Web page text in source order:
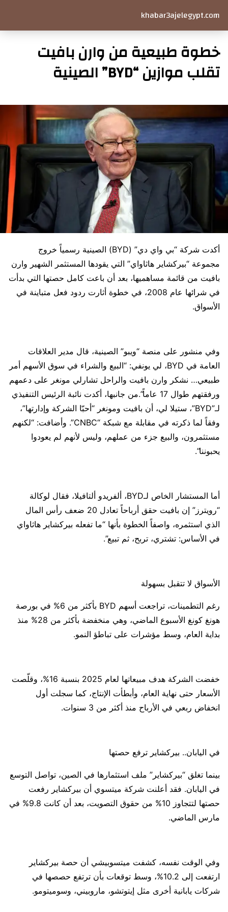
khabar3ajelegypt.com
خطوة طبيعية من وارن بافيت
تقلب موازين “BYD” الصينية
أكدت شركة “بي واي دي” (BYD) الصينية رسمياً خروج
مجموعة “بيركشاير هاثاواي” التي يقودها المستثمر الشهير وارن
بافيت من قائمة مساهميها، بعد أن باعت كامل حصتها التي بدأت
في شرائها عام 2008، في خطوة أثارت ردود فعل متباينة في
الأسواق.
وفي منشور على منصة “ويبو” الصينية، قال مدير العلاقات
العامة في BYD، لي يونفي: “البيع والشراء في سوق الأسهم أمر
طبيعي… نشكر وارن بافيت والراحل تشارلي مونغر على دعمهم
ورفقتهم طوال 17 عاماً”.من جانبها، أكدت نائبة الرئيس التنفيذي
لـ”BYD”، ستيلا لي، أن بافيت ومونغر “أحبّا الشركة وإدارتها”،
وفقاً لما ذكرته في مقابلة مع شبكة “CNBC”. وأضافت: “لكنهم
مستثمرون، والبيع جزء من عملهم، وليس لأنهم لم يعودوا
يحبوننا”.
أما المستشار الخاص لـBYD، ألفريدو ألتافيلا، فقال لوكالة
“رويترز” إن بافيت حقق أرباحاً تعادل 20 ضعف رأس المال
الذي استثمره، واصفاً الخطوة بأنها “ما تفعله بيركشاير هاثاواي
في الأساس: تشتري، تربح، ثم تبيع”.
الأسواق لا تتقبل بسهولة
رغم التطمينات، تراجعت أسهم BYD بأكثر من 6% في بورصة
هونغ كونغ الأسبوع الماضي، وهي منخفضة بأكثر من 28% منذ
بداية العام، وسط مؤشرات على تباطؤ النمو.
خفضت الشركة هدف مبيعاتها لعام 2025 بنسبة 16%، وقلّصت
الأسعار حتى نهاية العام، وأبطأت الإنتاج، كما سجلت أول
انخفاض ربعي في الأرباح منذ أكثر من 3 سنوات.
في اليابان.. بيركشاير ترفع حصتها
بينما تغلق “بيركشاير” ملف استثمارها في الصين، تواصل التوسع
في اليابان. فقد أعلنت شركة ميتسوي أن بيركشاير رفعت
حصتها لتتجاوز 10% من حقوق التصويت، بعد أن كانت 9.8% في
مارس الماضي.
وفي الوقت نفسه، كشفت ميتسوبيشي أن حصة بيركشاير
ارتفعت إلى 10.2%، وسط توقعات بأن ترتفع حصصها في
شركات يابانية أخرى مثل إيتوتشو، ماروبيني، وسوميتومو.